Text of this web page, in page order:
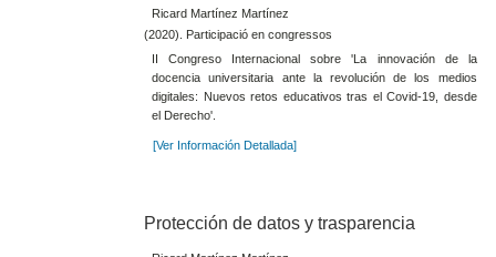
Ricard Martínez Martínez
(2020). Participació en congressos
II Congreso Internacional sobre 'La innovación de la
docencia universitaria ante la revolución de los medios
digitales: Nuevos retos educativos tras el Covid-19, desde
el Derecho'.
[Ver Información Detallada]
Protección de datos y trasparencia